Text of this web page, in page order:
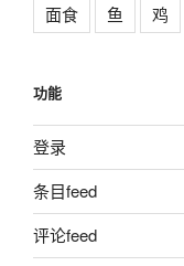
面食
鱼 鸡
功能
登录
条目feed
评论feed